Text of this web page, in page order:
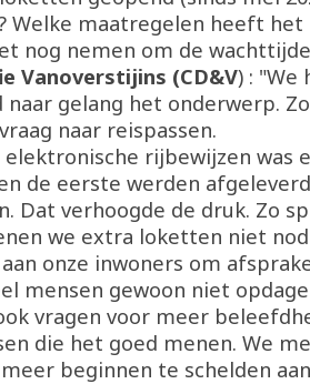
Welke maatregelen heeft
nog nemen om de
Vanoverstijins (CD&V) : "We
gelang het onderwerp.
naar reispassen.
elektronische rijbewijzen was
de eerste werden
Dat verhoogde de druk. Zo
we extra loketten niet
onze inwoners om
mensen gewoon niet
vragen voor meer
die het goed menen. We
beginnen te schelden